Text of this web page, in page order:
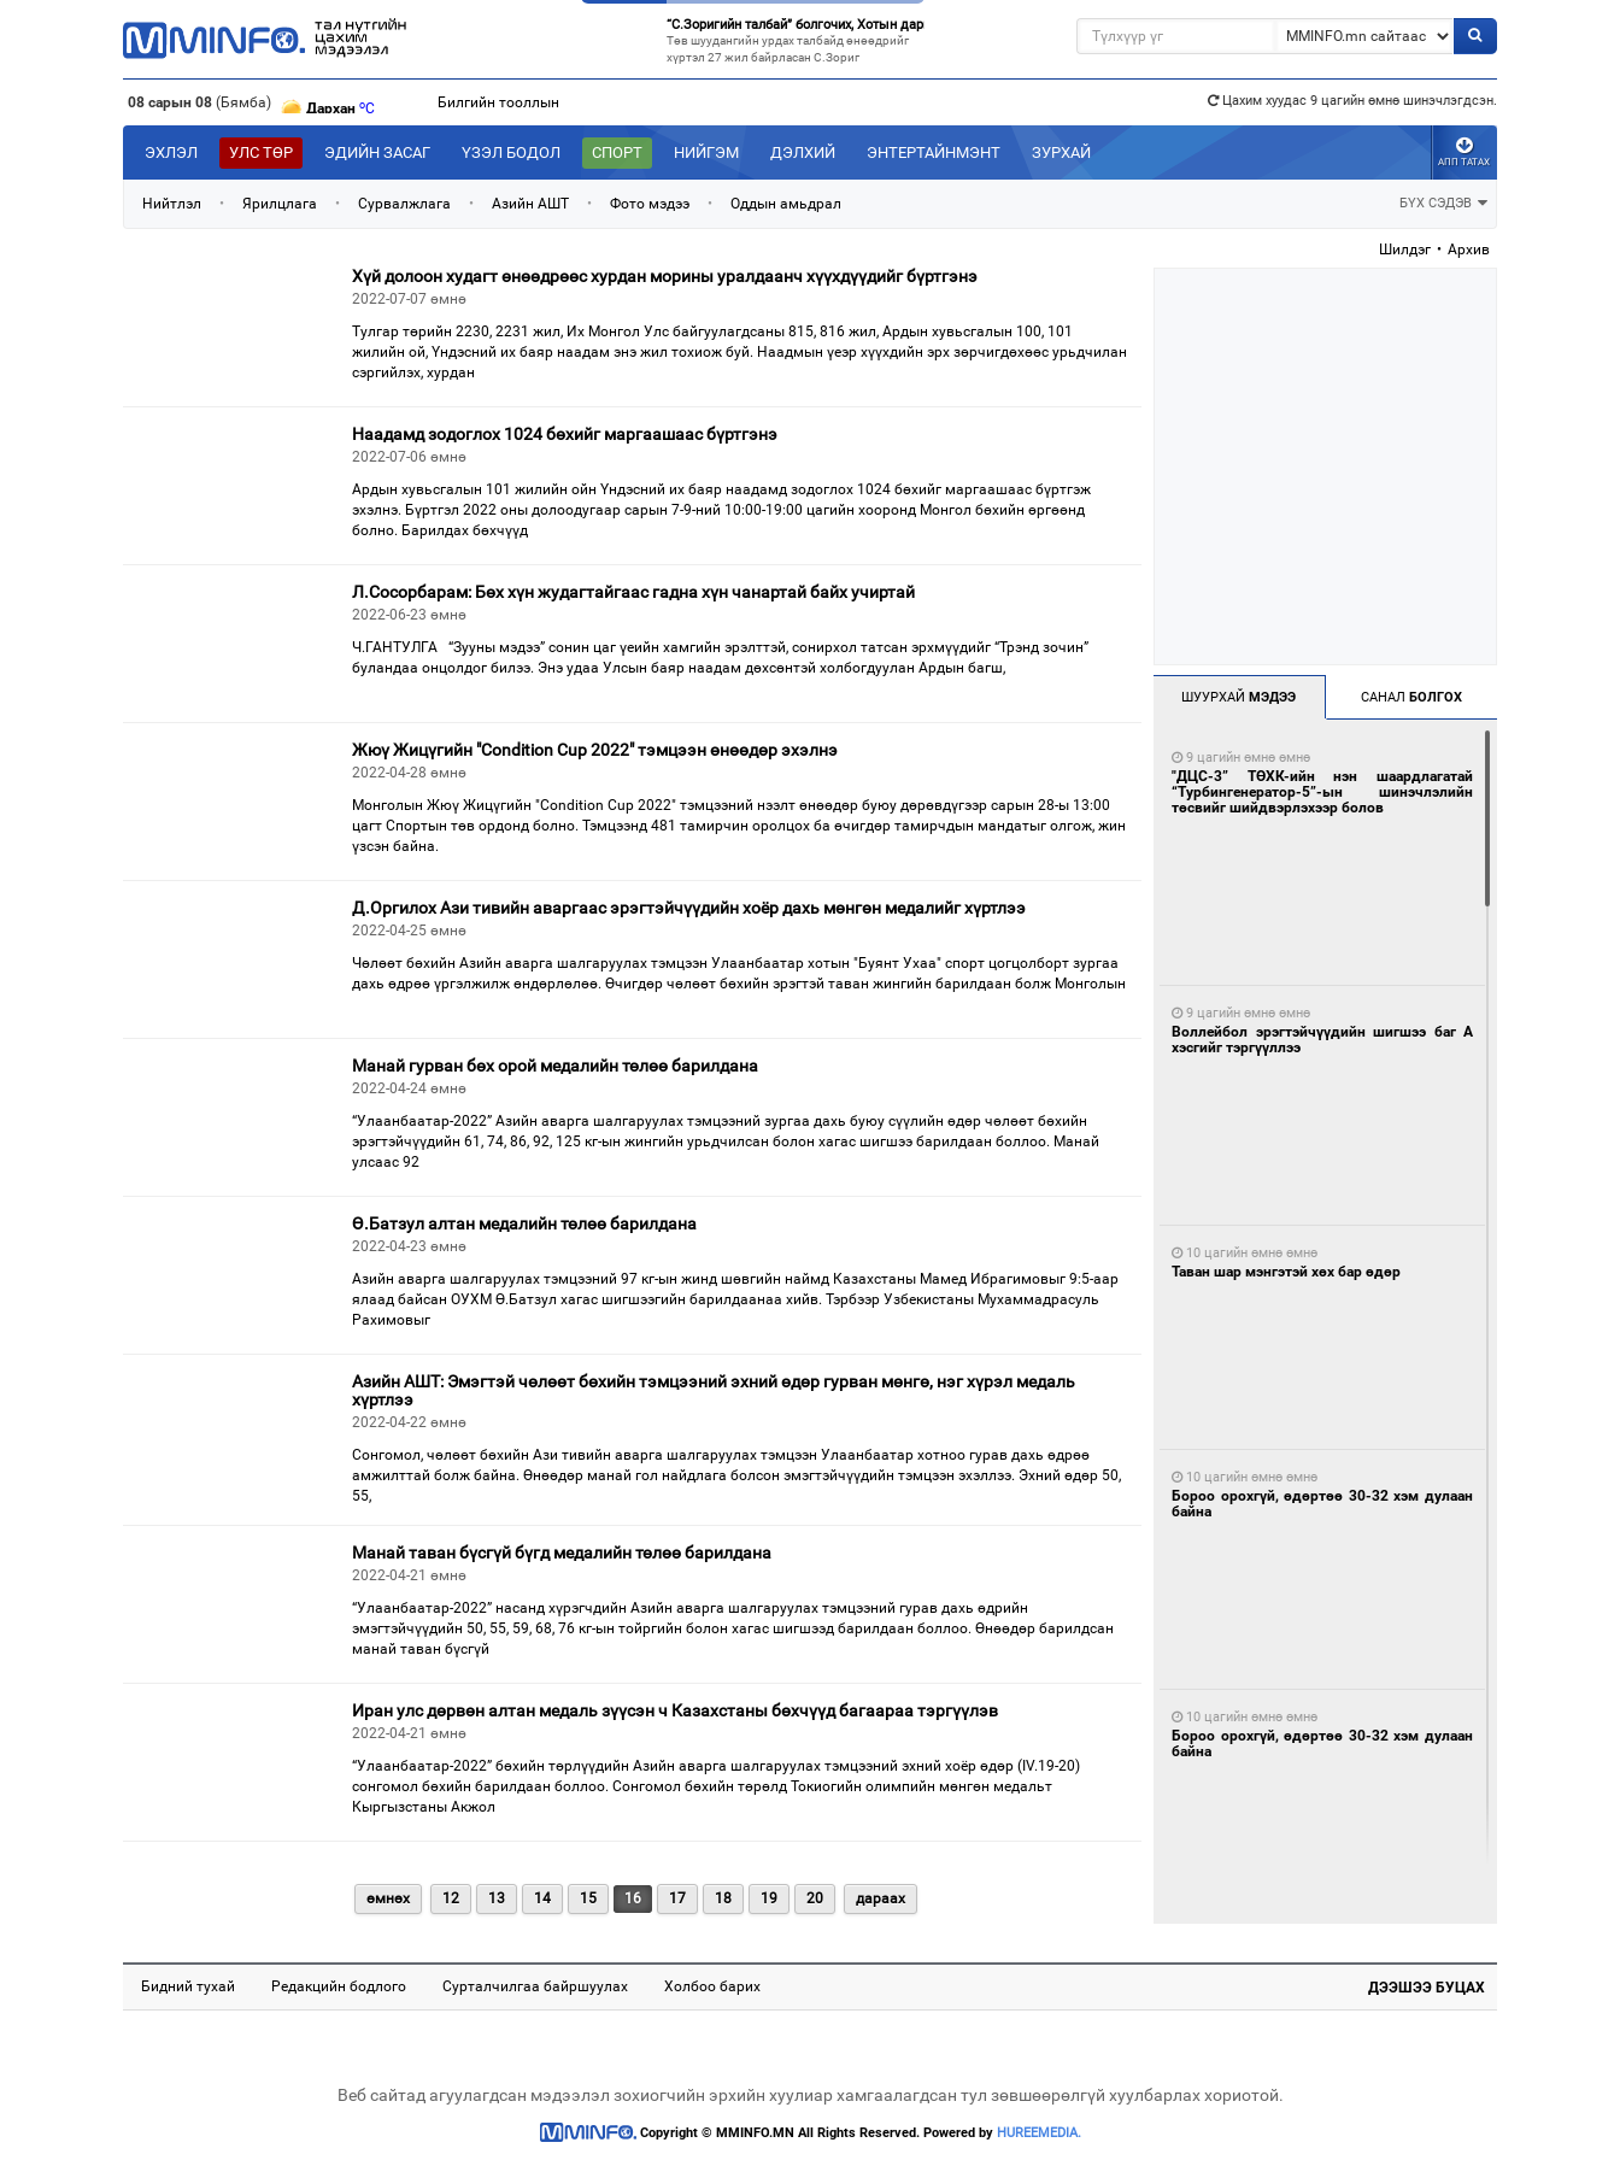
“С.Зоригийн талбай” болгочих, Хотын дарга аа?
Төв шуудангийн урдах талбайд өнөөдрийг
хүртэл 27 жил байрласан С.Зориг
МАН-ын 50 настнууд Хөвсгөлд, 40 настнууд нь Хэнтийд “хуралджээ”
Энэ зуны туршид монголчууд эдийн засгийн
хямралыг утгаар нь эдэлсээр
Сүүлийн үед Улаанбаатар болон аймгуудаас
08 сарын 08 (Бямба)
Улаанбаатар C
Дархан
C
Эрдэнэт C
Улаанбаатар
C
Билгийн тооллын Цахим хуудас 9 цагийн өмнө шинэчлэгдсэн.
ЭХЛЭЛ УЛС ТӨР ЭДИЙН ЗАСАГ ҮЗЭЛ БОДОЛ СПОРТ НИЙГЭМ ДЭЛХИЙ ЭНТЕРТАЙНМЭНТ ЗУРХАЙ
АПП ТАТАХ
Нийтлэл • Ярилцлага • Сурвалжлага • Азийн АШТ • Фото мэдээ • Оддын амьдрал БҮХ СЭДЭВ
Шилдэг • Архив
Хүй долоон худагт өнөөдрөөс хурдан морины уралдаанч хүүхдүүдийг бүртгэнэ
2022-07-07 өмнө
Тулгар төрийн 2230, 2231 жил, Их Монгол Улс байгуулагдсаны 815, 816 жил, Ардын хувьсгалын 100, 101
жилийн ой, Үндэсний их баяр наадам энэ жил тохиож буй. Наадмын үеэр хүүхдийн эрх зөрчигдөхөөс урьдчилан
сэргийлэх, хурдан
Наадамд зодоглох 1024 бөхийг маргаашаас бүртгэнэ
2022-07-06 өмнө
Ардын хувьсгалын 101 жилийн ойн Үндэсний их баяр наадамд зодоглох 1024 бөхийг маргаашаас бүртгэж
эхэлнэ. Бүртгэл 2022 оны долоодугаар сарын 7-9-ний 10:00-19:00 цагийн хооронд Монгол бөхийн өргөөнд
болно. Барилдах бөхчүүд
Л.Сосорбарам: Бөх хүн жудагтайгаас гадна хүн чанартай байх учиртай
2022-06-23 өмнө
Ч.ГАНТУЛГА “Зууны мэдээ” сонин цаг үеийн хамгийн эрэлттэй, сонирхол татсан эрхмүүдийг “Трэнд зочин”
буландаа онцолдог билээ. Энэ удаа Улсын баяр наадам дөхсөнтэй холбогдуулан Ардын багш,
Жюү Жицүгийн "Condition Cup 2022" тэмцээн өнөөдөр эхэлнэ
2022-04-28 өмнө
Монголын Жюү Жицүгийн "Condition Cup 2022" тэмцээний нээлт өнөөдөр буюу дөрөвдүгээр сарын 28-ы 13:00
цагт Спортын төв ордонд болно. Тэмцээнд 481 тамирчин оролцох ба өчигдөр тамирчдын мандатыг олгож, жин
үзсэн байна.
Д.Оргилох Ази тивийн аваргаас эрэгтэйчүүдийн хоёр дахь мөнгөн медалийг хүртлээ
2022-04-25 өмнө
Чөлөөт бөхийн Азийн аварга шалгаруулах тэмцээн Улаанбаатар хотын "Буянт Ухаа" спорт цогцолборт зургаа
дахь өдрөө үргэлжилж өндөрлөлөө. Өчигдөр чөлөөт бөхийн эрэгтэй таван жингийн барилдаан болж Монголын
Манай гурван бөх орой медалийн төлөө барилдана
2022-04-24 өмнө
“Улаанбаатар-2022” Азийн аварга шалгаруулах тэмцээний зургаа дахь буюу сүүлийн өдөр чөлөөт бөхийн
эрэгтэйчүүдийн 61, 74, 86, 92, 125 кг-ын жингийн урьдчилсан болон хагас шигшээ барилдаан боллоо. Манай
улсаас 92
Ө.Батзул алтан медалийн төлөө барилдана
2022-04-23 өмнө
Азийн аварга шалгаруулах тэмцээний 97 кг-ын жинд шөвгийн наймд Казахстаны Мамед Ибрагимовыг 9:5-аар
ялаад байсан ОУХМ Ө.Батзул хагас шигшээгийн барилдаанаа хийв. Тэрбээр Узбекистаны Мухаммадрасуль
Рахимовыг
Азийн АШТ: Эмэгтэй чөлөөт бөхийн тэмцээний эхний өдөр гурван мөнгө, нэг хүрэл медаль
хүртлээ
2022-04-22 өмнө
Сонгомол, чөлөөт бөхийн Ази тивийн аварга шалгаруулах тэмцээн Улаанбаатар хотноо гурав дахь өдрөө
амжилттай болж байна. Өнөөдөр манай гол найдлага болсон эмэгтэйчүүдийн тэмцээн эхэллээ. Эхний өдөр 50,
55,
Манай таван бүсгүй бүгд медалийн төлөө барилдана
2022-04-21 өмнө
“Улаанбаатар-2022” насанд хүрэгчдийн Азийн аварга шалгаруулах тэмцээний гурав дахь өдрийн
эмэгтэйчүүдийн 50, 55, 59, 68, 76 кг-ын тойргийн болон хагас шигшээд барилдаан боллоо. Өнөөдөр барилдсан
манай таван бүсгүй
Иран улс дөрвөн алтан медаль зүүсэн ч Казахстаны бөхчүүд багаараа тэргүүлэв
2022-04-21 өмнө
“Улаанбаатар-2022” бөхийн төрлүүдийн Азийн аварга шалгаруулах тэмцээний эхний хоёр өдөр (IV.19-20)
сонгомол бөхийн барилдаан боллоо. Сонгомол бөхийн төрөлд Токиогийн олимпийн мөнгөн медальт
Кыргызстаны Акжол
өмнөх 12 13 14 15 16 17 18 19 20 дараах
ШУУРХАЙМЭДЭЭ САНАЛБОЛГОХ
9 цагийн өмнө өмнө
"ДЦС-3” ТӨХК-ийн нэн шаардлагатай
“Турбингенератор-5”-ын шинэчлэлийн
төсвийг шийдвэрлэхээр болов
9 цагийн өмнө өмнө
Воллейбол эрэгтэйчүүдийн шигшээ баг А
хэсгийг тэргүүллээ
10 цагийн өмнө өмнө
Таван шар мэнгэтэй хөх бар өдөр
10 цагийн өмнө өмнө
Бороо орохгүй, өдөртөө 30-32 хэм дулаан
байна
10 цагийн өмнө өмнө
Бороо орохгүй, өдөртөө 30-32 хэм дулаан
байна
жолоочийг ажлаас нь чөлөөлжээ
Бидний тухай Редакцийн бодлого Сурталчилгаа байршуулах Холбоо барих ДЭЭШЭЭ БУЦАХ
Веб сайтад агуулагдсан мэдээлэл зохиогчийн эрхийн хуулиар хамгаалагдсан тул зөвшөөрөлгүй хуулбарлах хориотой.
Copyright © MMINFO.MN All Rights Reserved. Powered by HUREEMEDIA.